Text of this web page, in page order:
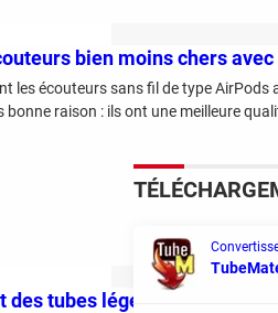
bien moins chers
les écouteurs sans fil de type AirPods
raison : ils ont une meilleure
tubes légendaires, mais